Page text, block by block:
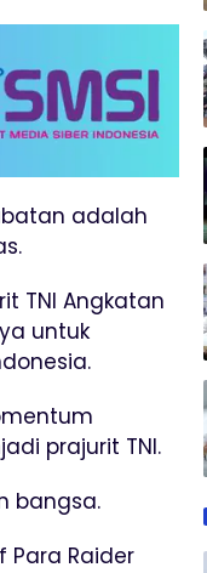
adalah
TNI Angkatan
untuk
prajurit TNI.
bangsa.
Para Raider